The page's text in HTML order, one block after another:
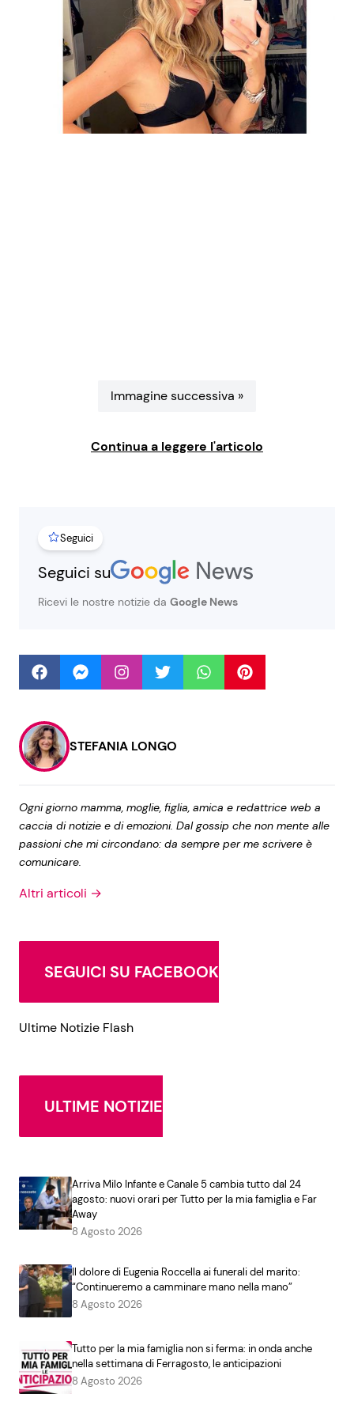
Economia
Persone Scomparse
Politica
Fiction e Serie TV
Programmi TV
Reality e Talent
News benessere
Salute
Festività
Ricette Facili e Veloci
Ricette per Bambini
Seguici
Info
Chi siamo
Redazione
Contattaci
Pubblicità
Privacy Policy
Immagine successiva »
Continua a leggere l'articolo
Seguici
Seguici su
Ricevi le nostre notizie da Google News
STEFANIA LONGO
Ogni giorno mamma, moglie, figlia, amica e redattrice web a
caccia di notizie e di emozioni. Dal gossip che non mente alle
passioni che mi circondano: da sempre per me scrivere è
comunicare.
Altri articoli →
SEGUICI SU FACEBOOK
Ultime Notizie Flash
ULTIME NOTIZIE
Arriva Milo Infante e Canale 5 cambia tutto dal 24
agosto: nuovi orari per Tutto per la mia famiglia e Far
Away
8 Agosto 2026
Il dolore di Eugenia Roccella ai funerali del marito:
“Continueremo a camminare mano nella mano”
8 Agosto 2026
Tutto per la mia famiglia non si ferma: in onda anche
nella settimana di Ferragosto, le anticipazioni
8 Agosto 2026